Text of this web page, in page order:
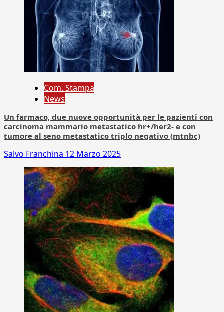
Com. Stampa
News
Un farmaco, due nuove opportunità per le pazienti con
carcinoma mammario metastatico hr+/her2- e con
tumore al seno metastatico triplo negativo (mtnbc)
Salvo Franchina 12 Marzo 2025